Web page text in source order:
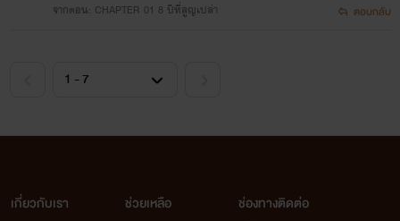
จากตอน: CHAPTER 01 8 ปีที่สูญเปล่า ตอบกลับ
เกี่ยวกับเรา
ช่วยเหลือ
ช่องทางติดต่อ